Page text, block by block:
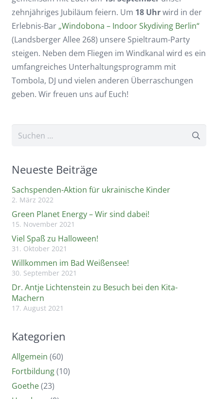
zehnjähriges Jubiläum feiern. Um 18 Uhrwird in der
Erlebnis-Bar „Windobona – Indoor Skydiving Berlin“
(Landsberger Allee 268) unsere Spieltraum-Party
steigen. Neben dem Fliegen im Windkanal wird es ein
umfangreiches Unterhaltungsprogramm mit
Tombola, DJ und vielen anderen Überraschungen
geben. Wir freuen uns auf Euch!
Suchen
Neueste Beiträge
Sachspenden-Aktion für ukrainische Kinder
2. März 2022
Green Planet Energy – Wir sind dabei!
15. November 2021
Viel Spaß zu Halloween!
31. Oktober 2021
Willkommen im Bad Weißensee!
30. September 2021
Dr. Antje Lichtenstein zu Besuch bei den Kita-
Machern
17. August 2021
Kategorien
Allgemein (60)
Fortbildung(10)
Goethe(23)